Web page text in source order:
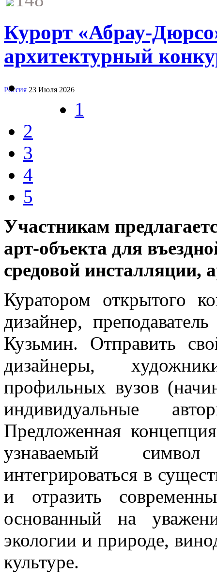
Курорт «Абрау-
архитектурный
Россия 23 Июля 2026
1
2
3
4
5
Участникам
арт-объекта для
средовой инсталляции,
Куратором открытого
дизайнер,
Кузьмин. Отправить
дизайнеры,
профильных вузов
индивидуальные
Предложенная
узнаваемый
интегрироваться в
и отразить
основанный на
экологии и природе,
культуре.